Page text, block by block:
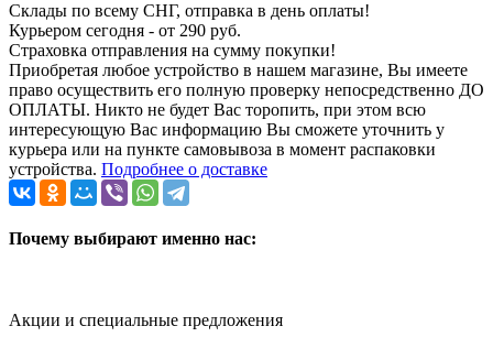
Склады по всему СНГ, отправка в день оплаты!
Курьером сегодня - от 290 руб.
Страховка отправления на сумму покупки!
Приобретая любое устройство в нашем магазине, Вы имеете
право осуществить его полную проверку непосредственно ДО
ОПЛАТЫ. Никто не будет Вас торопить, при этом всю
интересующую Вас информацию Вы сможете уточнить у
курьера или на пункте самовывоза в момент распаковки
устройства. Подробнее о доставке
Почему выбирают именно нас:
Акции и специальные предложения